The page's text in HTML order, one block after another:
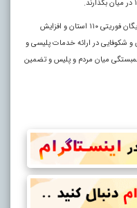
سرهنگ صفایی در پایان با تاکید بر تجهیز و تقویت یگان فوریتی ۱۱۰ استان و افزایش
سامانه ۱۱۰ تبلور نو آوری و شکوفایی در ارائه خدمات پلیسی و
میان مردم و پلیس و تضمین